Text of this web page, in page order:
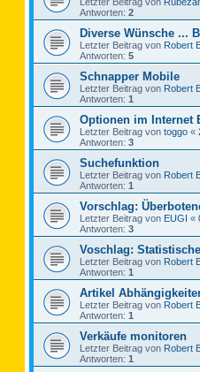
Antworten: 2
Diverse Wünsche ...
Letzter Beitrag von Robert
Antworten: 5
Schnapper Mobile
Letzter Beitrag von Robert
Antworten: 1
Optionen im Internet
Letzter Beitrag von toggo «
Antworten: 3
Suchefunktion
Letzter Beitrag von Robert
Antworten: 1
Vorschlag:
Letzter Beitrag von EUGI «
Antworten: 3
Voschlag:
Letzter Beitrag von Robert
Antworten: 1
Artikel
Letzter Beitrag von Robert
Antworten: 1
Verkäufe monitoren
Letzter Beitrag von Robert
Antworten: 1